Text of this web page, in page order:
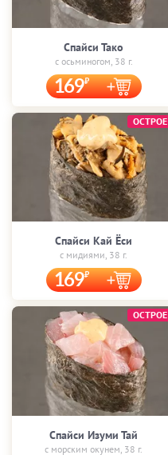
Спайси Тако
с осьминогом, 38 г.
169
Спайси Кай Ёси
с мидиями, 38 г.
169
ОСТРОЕ
Спайси Изуми Тай
с морским окунем, 38 г.
ОСТРОЕ